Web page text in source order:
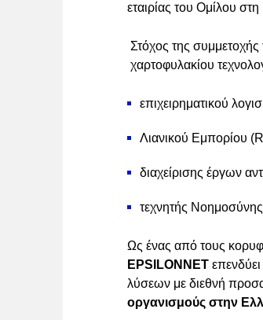
εταιρίας του Ομίλου
Στόχος της
χαρτοφυλακίου
επιχειρηματικού
Λιανικού Εμπορίου
διαχείρισης έργων
τεχνητής
Ως ένας από τους
EPSILONNET
λύσεων με διεθνή
οργανισμούς στην